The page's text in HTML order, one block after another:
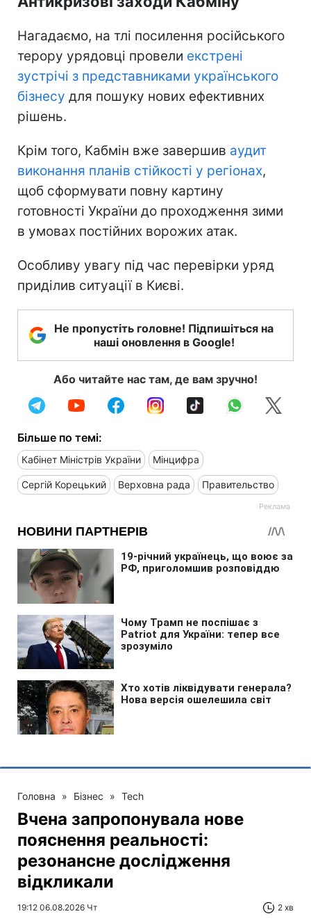
Нагадаємо, на тлі посилення російського
терору урядовці провели екстрені
зустрічі з представниками українського
бізнесу для пошуку нових ефективних
рішень.
Крім того, Кабмін вже завершив аудит
виконання планів стійкості у регіонах,
щоб сформувати повну картину
готовності України до проходження зими
в умовах постійних ворожих атак.
Особливу увагу під час перевірки уряд
приділив ситуації в Києві.
Не пропустіть головне! Підпишіться на
наші оновлення в Google!
Або читайте нас там, де вам зручно!
Більше по темі:
Кабінет Міністрів України Мінцифра
Сергій Корецький Верховна рада Правительство
Головна » Бізнес » Tech
Вчена запропонувала нове
пояснення реальності:
резонансне дослідження
відкликали
19:12 06.08.2026 Чт 2 хв